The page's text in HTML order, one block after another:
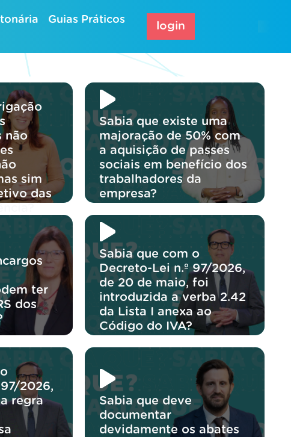
Guias Práticos
login
não
sim
das
Sabia que existe uma
majoração de 50% com
a aquisição de passes
sociais em benefício dos
trabalhadores da
empresa?
ter
dos
Sabia que com o
Decreto-Lei n.º 97/2026,
de 20 de maio, foi
introduzida a verba 2.42
da Lista I anexa ao
Código do IVA?
2026,
regra
Sabia que deve
documentar
devidamente os abates